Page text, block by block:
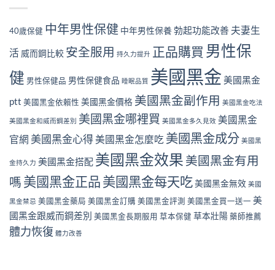
40歲保健 中年男性保健 中年男性保養 勃起功能改善 夫妻生
活 威而鋼比較 安全服用 持久力提升 正品購買 男性保
健 男性保健品 男性保健食品 睡眠品質 美國黑金美國黑金
ptt 美國黑金依賴性 美國黑金價格 美國黑金副作用 美國黑金吃法
美國黑金和威而鋼差別 美國黑金哪裡買 美國黑金多久見效 美國黑金
官網 美國黑金心得美國黑金怎麼吃 美國黑金成分 美國黑
金持久力 美國黑金搭配 美國黑金效果 美國黑金有用
嗎 美國黑金正品美國黑金每天吃美國黑金無效 美國
黑金禁忌 美國黑金藥局 美國黑金訂購 美國黑金評測 美國黑金買一送一 美
國黑金跟威而鋼差別 美國黑金長期服用 草本保健 草本壯陽 藥師推薦
體力恢復 體力改善